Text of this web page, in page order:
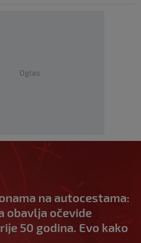
Oglas
na autocestama:
obavlja očevide
50 godina. Evo kako